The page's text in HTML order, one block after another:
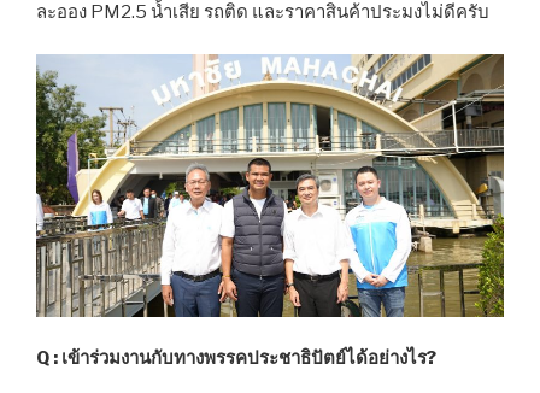
ละออง PM2.5 น้ำเสีย รถติด และราคาสินค้าประมงไม่ดีครับ
Q : เข้าร่วมงานกับทางพรรคประชาธิปัตย์ได้อย่างไร?